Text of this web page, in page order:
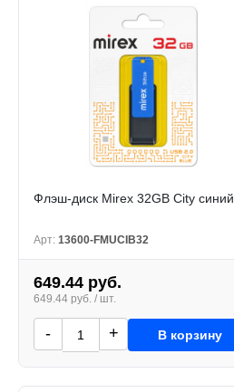
Флэш-диск Mirex 32GB City синий
Арт: 13600-FMUCIB32
649.44 руб.
649.44 руб. / шт.
- + В корзину